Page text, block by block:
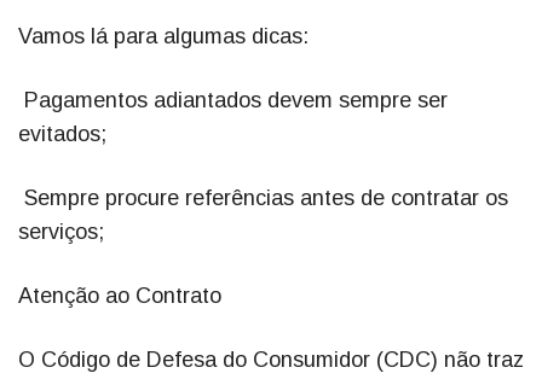
Vamos lá para algumas dicas:
Pagamentos adiantados devem sempre ser
evitados;
Sempre procure referências antes de contratar os
serviços;
Atenção ao Contrato
O Código de Defesa do Consumidor (CDC) não traz